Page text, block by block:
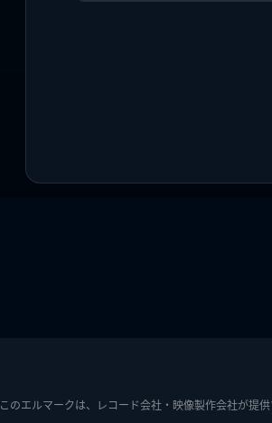
このエルマークは、レコード会社・映像製作会社が提